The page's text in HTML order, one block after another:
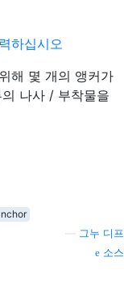
해 몇 개의 앵커가
나사 / 부착물을
그누 디프
소스